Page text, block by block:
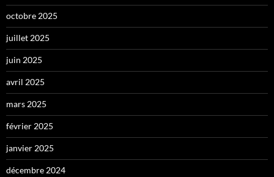
octobre 2025
juillet 2025
juin 2025
avril 2025
mars 2025
février 2025
janvier 2025
décembre 2024